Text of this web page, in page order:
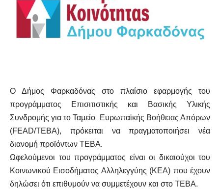
Ο Δήμος Φαρκαδόνας στο πλαίσιο εφαρμογής του
προγράμματος Επισιτιστικής και Βασικής Υλικής
Συνδρομής για το Ταμείο Ευρωπαϊκής Βοήθειας Απόρων
(FEAD/TEBA), πρόκειται να πραγματοποιήσει νέα
διανομή προϊόντων ΤΕΒΑ.
Ωφελούμενοι του προγράμματος είναι οι δικαιούχοι του
Κοινωνικού Εισοδήματος Αλληλεγγύης (ΚΕΑ) που έχουν
δηλώσει ότι επιθυμούν να συμμετέχουν και στο ΤΕΒΑ.